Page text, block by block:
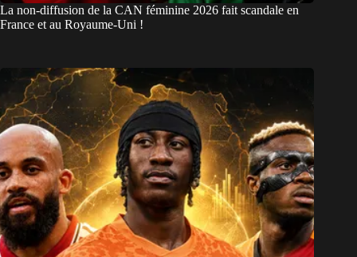
La non-diffusion de la CAN féminine 2026 fait scandale en
France et au Royaume-Uni !